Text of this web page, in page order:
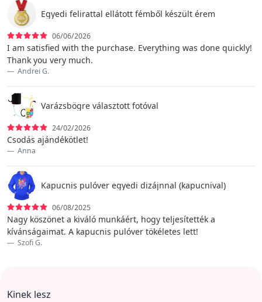
Egyedi felirattal ellátott fémből készült érem
06/06/2026
I am satisfied with the purchase. Everything was done quickly!
Thank you very much.
Andrei G.
Varázsbögre választott fotóval
24/02/2026
Csodás ajándékötlet!
Anna
Kapucnis pulóver egyedi dizájnnal (kapucnival)
06/08/2025
Nagy köszönet a kiváló munkáért, hogy teljesítették a
kívánságaimat. A kapucnis pulóver tökéletes lett!
Szofi G.
Kinek lesz